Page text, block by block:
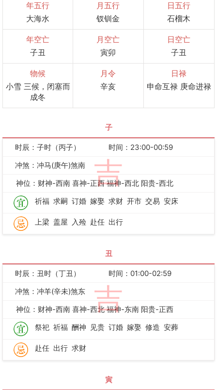
年五行
大海水
月五行
钗钏金
日五行
石榴木
年空亡
子丑
月空亡
寅卯
日空亡
子丑
物候
小雪 三候，闭塞而
成冬
月令
辛亥
日禄
申命互禄 庚命进禄
子
吉
时辰：子时（丙子）
时间：23:00-00:59
冲煞：冲马(庚午)煞南
神位：财神-西南 喜神-正西 福神-西北 阳贵-西北
祈福 求嗣 订婚 嫁娶 求财 开市 交易 安床
上梁 盖屋 入殓 赴任 出行
丑
吉
时辰：丑时（丁丑）
时间：01:00-02:59
冲煞：冲羊(辛未)煞东
神位：财神-西南 喜神-西北 福神-东南 阳贵-正西
祭祀 祈福 酬神 见贵 订婚 嫁娶 修造 安葬
赴任 出行 求财
寅